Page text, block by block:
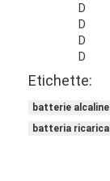
pacchi di
batteria
Batteria di
D
D
D
D
Etichette:
batterie
batteria